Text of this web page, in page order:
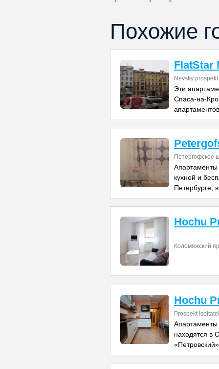
Похожие
FlatStar
Nevsky
Эти
Спаса-на-
Петергофское
Апартаменты
кухней и
Петербурге,
Hochu
Коломяжский
Hochu
Prospekt
Апартаменты
находятся в